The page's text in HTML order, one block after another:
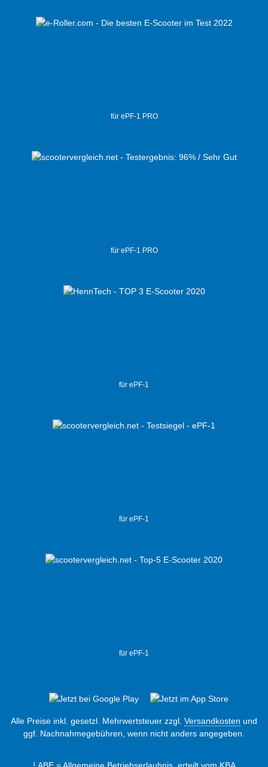
für ePF-1 PRO
für ePF-1 PRO
für ePF-1
für ePF-1
für ePF-1
Alle Preise inkl. gesetzl. Mehrwertsteuer zzgl. Versandkosten und
ggf. Nachnahmegebühren, wenn nicht anders angegeben.